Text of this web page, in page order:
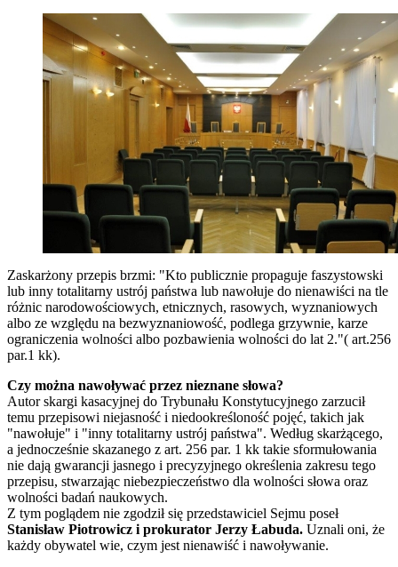
Zaskarżony przepis brzmi: "Kto publicznie propaguje faszystowski
lub inny totalitarny ustrój państwa lub nawołuje do nienawiści na tle
różnic narodowościowych, etnicznych, rasowych, wyznaniowych
albo ze względu na bezwyznaniowość, podlega grzywnie, karze
ograniczenia wolności albo pozbawienia wolności do lat 2."( art.256
par.1 kk).
Czy można nawoływać przez nieznane słowa?
Autor skargi kasacyjnej do Trybunału Konstytucyjnego zarzucił
temu przepisowi niejasność i niedookreśloność pojęć, takich jak
"nawołuje" i "inny totalitarny ustrój państwa". Według skarżącego,
a jednocześnie skazanego z art. 256 par. 1 kk takie sformułowania
nie dają gwarancji jasnego i precyzyjnego określenia zakresu tego
przepisu, stwarzając niebezpieczeństwo dla wolności słowa oraz
wolności badań naukowych.
Z tym poglądem nie zgodził się przedstawiciel Sejmu poseł
Stanisław Piotrowicz i prokurator Jerzy Łabuda. Uznali oni, że
każdy obywatel wie, czym jest nienawiść i nawoływanie.